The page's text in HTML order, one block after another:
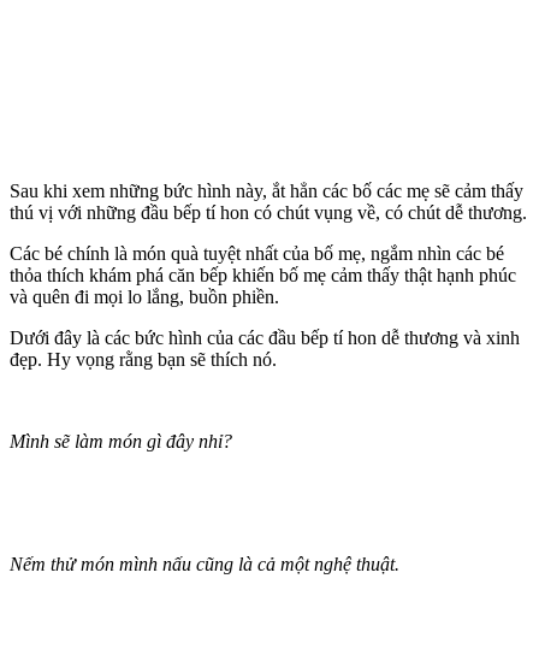
Sau khi xem những bức hình này, ắt hẳn các bố các mẹ sẽ cảm thấy
thú vị với những đầu bếp tí hon có chút vụng về, có chút dễ thương.
Các bé chính là món quà tuyệt nhất của bố mẹ, ngắm nhìn các bé
thỏa thích khám phá căn bếp khiến bố mẹ cảm thấy thật hạnh phúc
và quên đi mọi lo lắng, buồn phiền.
Dưới đây là các bức hình của các đầu bếp tí hon dễ thương và xinh
đẹp. Hy vọng rằng bạn sẽ thích nó.
Mình sẽ làm món gì đây nhỉ?
Nếm thử món mình nấu cũng là cả một nghệ thuật.